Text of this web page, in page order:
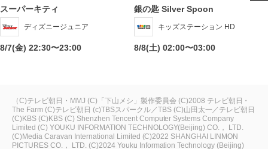
スーパーキティ
ディズニージュニア
8/7(金) 22:30〜23:00
銀の匙 Silver Spoon
キッズステーション HD
8/8(土) 02:00〜03:00
（C)テレビ朝日・MMJ (C)「下山メシ」製作委員会 (C)2008 テレビ朝日・
The Farm (C)テレビ朝日 (c)TBSスパークル／TBS (C)山田太一／テレビ朝日
(C)KBS (C)KBS (C) Shenzhen Tencent Computer Systems Company
Limited (C) YOUKU INFORMATION TECHNOLOGY(Beijing) CO.， LTD.
(C)Media Caravan International Limited (C)2022 SHANGHAI LINMON
PICTURES CO.， LTD. (C)2024 Youku Information Technology (Beijing)